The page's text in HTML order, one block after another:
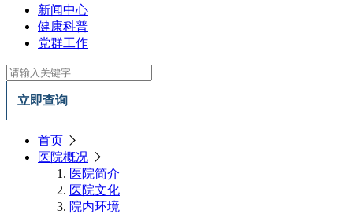
新闻中心
健康科普
党群工作
立即查询
首页
医院概况
医院简介
医院文化
院内环境